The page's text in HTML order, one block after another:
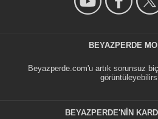
BEYAZPERDE
Beyazperde.com'u artık sorunsuz
BEYAZPERDE'NIN